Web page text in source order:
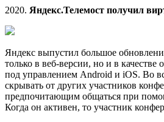
2020. Яндекс.Телемост получил
Яндекс выпустил большое
только в веб-версии, но и в
под управлением Android и iOS. Во
скрывать от других участников
предпочитающим общаться при
Когда он активен, то участник